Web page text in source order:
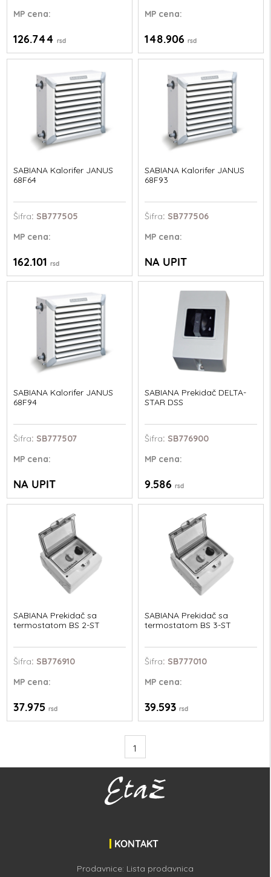
MP cena:
126.744rsd
MPcena:
148.906 rsd
SABIANA Kalorifer JANUS
68F64
Šifra: SB777505
MP cena:
162.101rsd
SABIANA Kalorifer JANUS
68F93
Šifra: SB777506
MPcena:
NA UPIT
SABIANA Kalorifer JANUS
68F94
Šifra: SB777507
MP cena:
NA UPIT
SABIANA Prekidač DELTA-
STAR DSS
Šifra: SB776900
MPcena:
9.586 rsd
SABIANA Prekidač sa
termostatom BS 2-ST
Šifra: SB776910
MP cena:
37.975rsd
SABIANA Prekidač sa
termostatom BS 3-ST
Šifra: SB777010
MPcena:
39.593 rsd
1
KONTAKT
Prodavnice: Lista prodavnica